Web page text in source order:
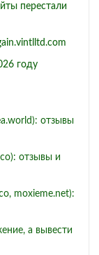
перестали
году
отзывы
отзывы и
moxieme.net):
а вывести